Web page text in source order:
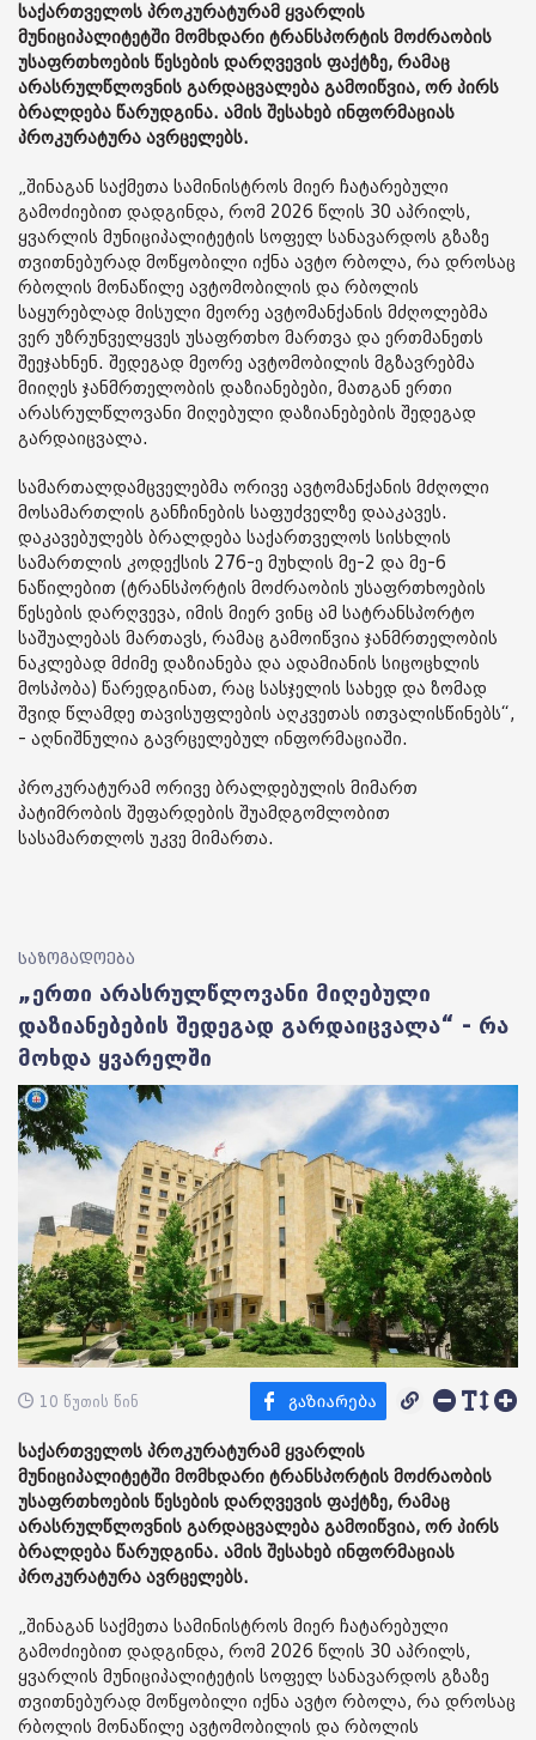
საქართველოს პროკურატურამ ყვარლის
მუნიციპალიტეტში მომხდარი ტრანსპორტის მოძრაობის
უსაფრთხოების წესების დარღვევის ფაქტზე, რამაც
არასრულწლოვნის გარდაცვალება გამოიწვია, ორ პირს
ბრალდება წარუდგინა. ამის შესახებ ინფორმაციას
პროკურატურა ავრცელებს.
„შინაგან საქმეთა სამინისტროს მიერ ჩატარებული
გამოძიებით დადგინდა, რომ 2026 წლის 30 აპრილს,
ყვარლის მუნიციპალიტეტის სოფელ სანავარდოს გზაზე
თვითნებურად მოწყობილი იქნა ავტო რბოლა, რა დროსაც
რბოლის მონაწილე ავტომობილის და რბოლის
საყურებლად მისული მეორე ავტომანქანის მძღოლებმა
ვერ უზრუნველყვეს უსაფრთხო მართვა და ერთმანეთს
შეეჯახნენ. შედეგად მეორე ავტომობილის მგზავრებმა
მიიღეს ჯანმრთელობის დაზიანებები, მათგან ერთი
არასრულწლოვანი მიღებული დაზიანებების შედეგად
გარდაიცვალა.
სამართალდამცველებმა ორივე ავტომანქანის მძღოლი
მოსამართლის განჩინების საფუძველზე დააკავეს.
დაკავებულებს ბრალდება საქართველოს სისხლის
სამართლის კოდექსის 276-ე მუხლის მე-2 და მე-6
ნაწილებით (ტრანსპორტის მოძრაობის უსაფრთხოების
წესების დარღვევა, იმის მიერ ვინც ამ სატრანსპორტო
საშუალებას მართავს, რამაც გამოიწვია ჯანმრთელობის
ნაკლებად მძიმე დაზიანება და ადამიანის სიცოცხლის
მოსპობა) წარედგინათ, რაც სასჯელის სახედ და ზომად
შვიდ წლამდე თავისუფლების აღკვეთას ითვალისწინებს“,
- აღნიშნულია გავრცელებულ ინფორმაციაში.
პროკურატურამ ორივე ბრალდებულის მიმართ
პატიმრობის შეფარდების შუამდგომლობით
სასამართლოს უკვე მიმართა.
საზოგადოება
„ერთი არასრულწლოვანი მიღებული
დაზიანებების შედეგად გარდაიცვალა“ - რა
მოხდა ყვარელში
10 წუთის წინ
საქართველოს პროკურატურამ ყვარლის
მუნიციპალიტეტში მომხდარი ტრანსპორტის მოძრაობის
უსაფრთხოების წესების დარღვევის ფაქტზე, რამაც
არასრულწლოვნის გარდაცვალება გამოიწვია, ორ პირს
ბრალდება წარუდგინა. ამის შესახებ ინფორმაციას
პროკურატურა ავრცელებს.
„შინაგან საქმეთა სამინისტროს მიერ ჩატარებული
გამოძიებით დადგინდა, რომ 2026 წლის 30 აპრილს,
ყვარლის მუნიციპალიტეტის სოფელ სანავარდოს გზაზე
თვითნებურად მოწყობილი იქნა ავტო რბოლა, რა დროსაც
რბოლის მონაწილე ავტომობილის და რბოლის